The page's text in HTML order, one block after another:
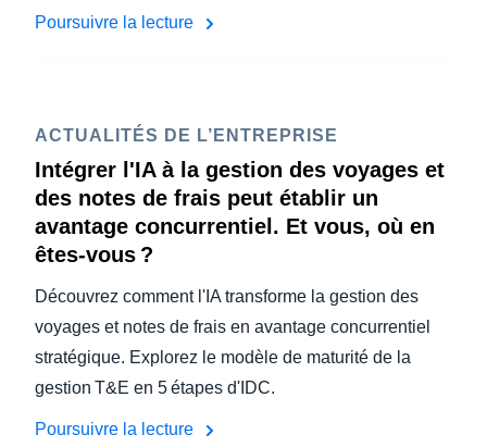
Poursuivre la lecture
ACTUALITÉS DE L’ENTREPRISE
Intégrer l'IA à la gestion des voyages et
des notes de frais peut établir un
avantage concurrentiel. Et vous, où en
êtes-vous ?
Découvrez comment l'IA transforme la gestion des
voyages et notes de frais en avantage concurrentiel
stratégique. Explorez le modèle de maturité de la
gestion T&E en 5 étapes d'IDC.
Poursuivre la lecture